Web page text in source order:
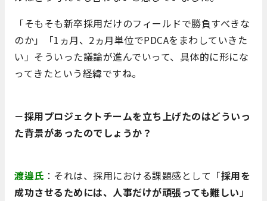
「そもそも新卒採用だけのフィールドで勝負すべきな
のか」「1ヵ月、2ヵ月単位でPDCAをまわしていきた
い」そういった議論が進んでいって、具体的に形にな
ってきたという経緯ですね。
－採用プロジェクトチームを立ち上げたのはどういっ
た背景があったのでしょうか？
渡邉氏 ：それは、採用における課題感として「採用を
成功させるためには、人事だけが頑張っても難しい」